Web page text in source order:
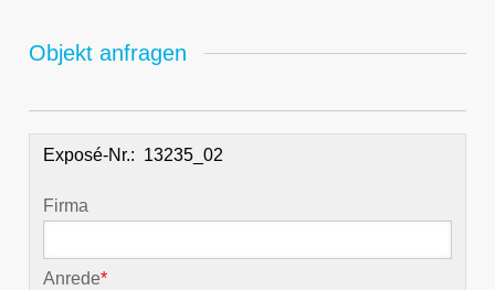
Objekt anfragen
Exposé-Nr.:
Firma
Anrede*